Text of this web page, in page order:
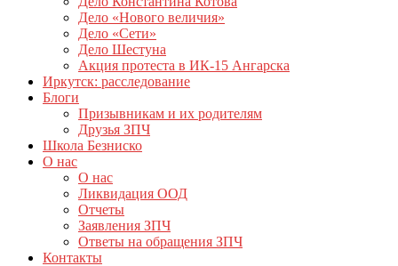
Дело «Нового величия»
Дело «Сети»
Дело Шестуна
Акция протеста в ИК-15 Ангарска
Иркутск: расследование
Блоги
Призывникам и их родителям
Друзья ЗПЧ
Школа Безниско
О нас
О нас
Ликвидация ООД
Отчеты
Заявления ЗПЧ
Ответы на обращения ЗПЧ
Контакты